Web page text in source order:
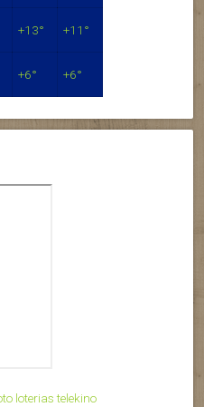
+13° +11°
+6° +6°
loterias telekino